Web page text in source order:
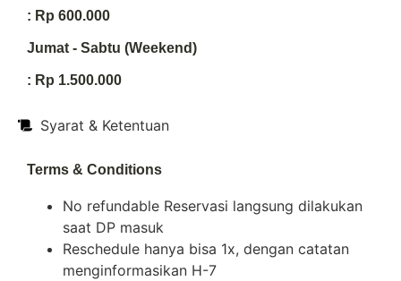
: Rp 600.000
Jumat - Sabtu (Weekend)
: Rp 1.500.000
Syarat & Ketentuan
Terms & Conditions
No refundable Reservasi langsung dilakukan
saat DP masuk
Reschedule hanya bisa 1x, dengan catatan
menginformasikan H-7